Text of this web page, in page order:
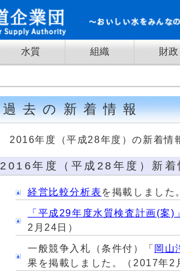
水質 組織 財政
過去の新着情報
2016年度（平成28年度）の新着情
2016年度（平成28年度）新着
経営比較分析表 を掲載しました
「平成29年度水質検査計画(案)」
2月24日）
一般競争入札（条件付）「 岡山
果を掲載しました。（2017年2